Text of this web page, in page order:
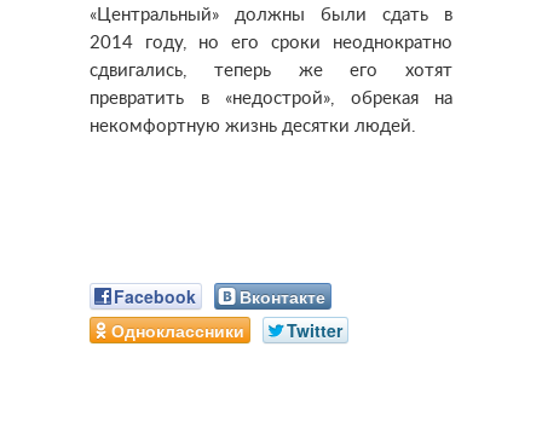
«Центральный» должны были сдать в
2014 году, но его сроки неоднократно
сдвигались, теперь же его хотят
превратить в «недострой», обрекая на
некомфортную жизнь десятки людей.
Facebook
Вконтакте
Одноклассники
Twitter